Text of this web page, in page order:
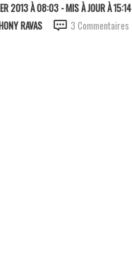
2013 À 08:03- MIS À JOUR À 15:14
RAVAS 3 Commentaires